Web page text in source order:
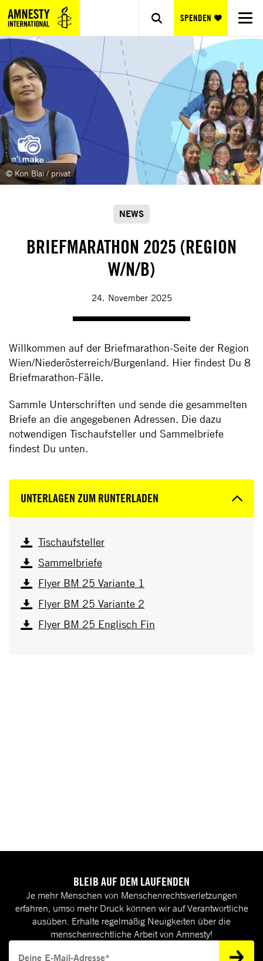
SPENDEN
© Kon Blai / privat
NEWS
BRIEFMARATHON 2025 (REGION
W/N/B)
24. November 2025
Willkommen auf der Briefmarathon-Seite der Region
Wien/Niederösterreich/Burgenland. Hier findest Du 8
Briefmarathon-Fälle.
Sammle Unterschriften und sende die gesammelten
Briefe an die angegebenen Adressen. Die dazu
notwendigen Tischaufsteller und Sammelbriefe
findest Du unten.
UNTERLAGEN ZUM RUNTERLADEN
Tischaufsteller
Sammelbriefe
Flyer BM 25 Variante 1
Flyer BM 25 Variante 2
Flyer BM 25 Englisch Fin
BLEIB AUF DEM LAUFENDEN
Je mehr Menschen von Menschenrechtsverletzungen
erfahren, umso mehr Druck können wir auf Verantwortliche
ausüben. Erhalte regelmäßig Neuigkeiten über die
menschenrechtliche Arbeit von Amnesty!